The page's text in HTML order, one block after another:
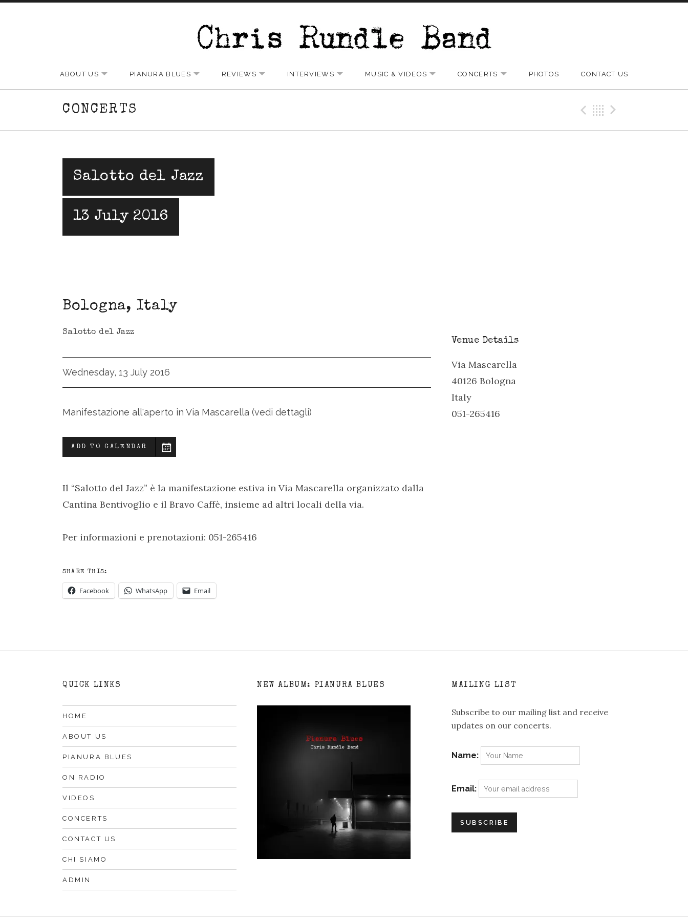
Chris Rundle Band
ABOUT US EXPAND SUBMENU
PIANURA BLUES EXPAND SUBMENU
REVIEWS EXPAND SUBMENU
INTERVIEWS EXPAND SUBMENU
MUSIC & VIDEOS EXPAND SUBMENU
CONCERTS EXPAND SUBMENU
PHOTOS CONTACT US
CONCERTS Previous Gig
Back
Salotto del Jazz
13 July 2016
Bologna, Italy
Salotto del Jazz
Wednesday, 13 July 2016
Manifestazione all'aperto in Via Mascarella (vedi dettagli)
ADD TO CALENDAR
Il “Salotto del Jazz” è la manifestazione estiva in Via Mascarella organizzato dalla
Cantina Bentivoglio e il Bravo Caffè, insieme ad altri locali della via.
Per informazioni e prenotazioni: 051-265416
SHARE THIS:
Facebook WhatsApp Email
Venue Details
Via Mascarella
40126 Bologna
Italy
051-265416
QUICK LINKS
HOME
ABOUT US
PIANURA BLUES
ON RADIO
VIDEOS
CONCERTS
CONTACT US
CHI SIAMO
ADMIN
NEW ALBUM: PIANURA BLUES MAILING LIST
Subscribe to our mailing list and receive
updates on our concerts.
Name:
Email: